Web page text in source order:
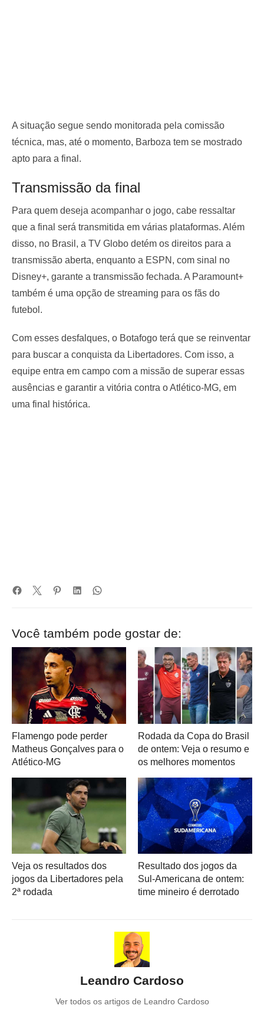
A situação segue sendo monitorada pela comissão
técnica, mas, até o momento, Barboza tem se mostrado
apto para a final.
Transmissão da final
Para quem deseja acompanhar o jogo, cabe ressaltar
que a final será transmitida em várias plataformas. Além
disso, no Brasil, a TV Globo detém os direitos para a
transmissão aberta, enquanto a ESPN, com sinal no
Disney+, garante a transmissão fechada. A Paramount+
também é uma opção de streaming para os fãs do
futebol.
Com esses desfalques, o Botafogo terá que se reinventar
para buscar a conquista da Libertadores. Com isso, a
equipe entra em campo com a missão de superar essas
ausências e garantir a vitória contra o Atlético-MG, em
uma final histórica.
Você também pode gostar de:
Flamengo pode perder
Matheus Gonçalves para o
Atlético-MG
Rodada da Copa do Brasil
de ontem: Veja o resumo e
os melhores momentos
Veja os resultados dos
jogos da Libertadores pela
2ª rodada
Resultado dos jogos da
Sul-Americana de ontem:
time mineiro é derrotado
Leandro Cardoso
Ver todos os artigos de Leandro Cardoso